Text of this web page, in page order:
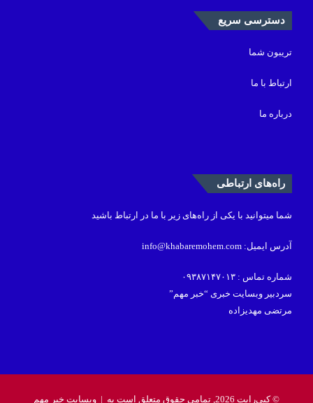
دسترسی سریع
تریبون شما
ارتباط با ما
درباره ما
راه‌های ارتباطی
شما میتوانید با یکی از راه‌های زیر با ما در ارتباط باشید
آدرس ایمیل: info@khabaremohem.com
شماره تماس : ۰۹۳۸۷۱۴۷۰۱۳
سردبیر وبسایت خبری “خبر مهم”
مرتضی مهدیزاده
© کپی‌رایت 2026, تمامی حقوق متعلق است به | وبسایت خبر مهم